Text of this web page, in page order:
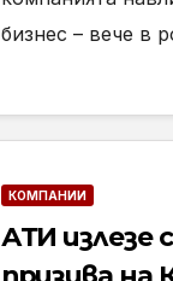
бизнес – вече в
КОМПАНИИ
АТИ излезе